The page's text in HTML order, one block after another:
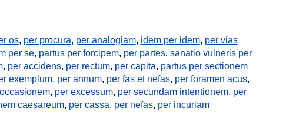
os, per procura, per analogiam, idem per idem, per vias
per se, partus per forcipem, per partes, sanatio vulneris per
, per accidens, per rectum, per capita, partus per sectionem
exemplum, per annum, per fas et nefas, per foramen acus,
, per excessum, per secundam intentionem, per
caesareum, per cassa, per nefas, per incuriam